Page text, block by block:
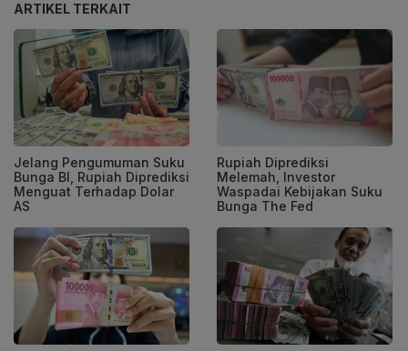
ARTIKEL TERKAIT
Jelang Pengumuman Suku
Bunga BI, Rupiah Diprediksi
Menguat Terhadap Dolar
AS
Rupiah Diprediksi
Melemah, Investor
Waspadai Kebijakan Suku
Bunga The Fed